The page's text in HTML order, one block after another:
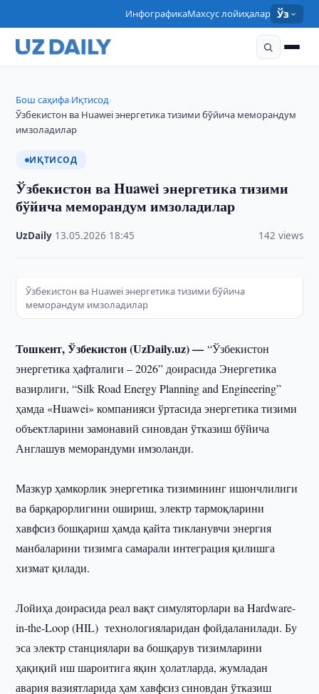
ИнфографикаМахсус лойиҳалар Ўз
Бош саҳифа›Иқтисод›
Ўзбекистон ва Huawei энергетика тизими бўйича меморандум
имзоладилар
ИҚТИСОД
Ўзбекистон ва Huawei энергетика тизими
бўйича меморандум имзоладилар
UzDaily 13.05.2026 18:45 142 views
Ўзбекистон ва Huawei энергетика тизими бўйича
меморандум имзоладилар
Тошкент, Ўзбекистон (UzDaily.uz) —“Ўзбекистон
энергетика ҳафталиги – 2026” доирасида Энергетика
вазирлиги, “Silk Road Energy Planning and Engineering”
ҳамда «Huawei» компанияси ўртасида энергетика тизими
объектларини замонавий синовдан ўтказиш бўйича
Англашув меморандуми имзоланди.
Мазкур ҳамкорлик энергетика тизимининг ишончлилиги
ва барқарорлигини ошириш, электр тармоқларини
хавфсиз бошқариш ҳамда қайта тикланувчи энергия
манбаларини тизимга самарали интеграция қилишга
хизмат қилади.
Лойиҳа доирасида реал вақт симуляторлари ва Hardware-
in-the-Loop (HIL) технологияларидан фойдаланилади. Бу
эса электр станциялари ва бошқарув тизимларини
ҳақиқий иш шароитига яқин ҳолатларда, жумладан
авария вазиятларида ҳам хавфсиз синовдан ўтказиш